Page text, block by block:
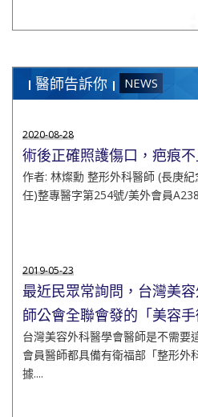
醫師告訴你 NEWS
2020-08-28
術後正確照護傷口，疤痕不
作者: 林燦勳 整形外科醫師 (長庚
任)整專醫字第254號/美外會員
2019-05-23
最近民眾常詢問，台灣美容
師公會全聯會發的「美容
台灣美容外科醫學會醫師是不需要
會員醫師都具備有衛福部「整形外
據....